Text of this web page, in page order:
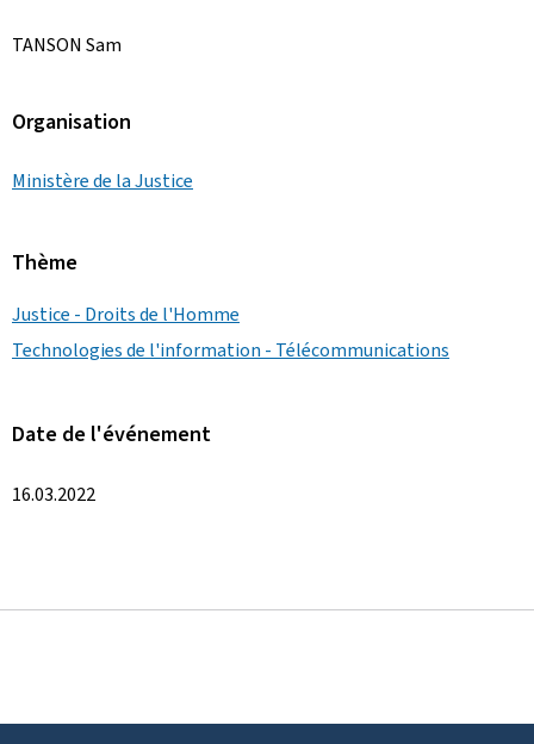
TANSON Sam
Organisation
Ministère de la Justice
Thème
Justice - Droits de l'Homme
Technologies de l'information - Télécommunications
Date de l'événement
16.03.2022